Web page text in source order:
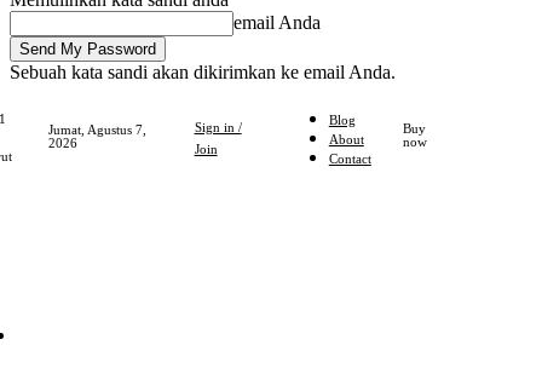
email Anda
Sebuah kata sandi akan dikirimkan ke email Anda.
Jumat, Agustus 7,
2026
Sign in /
Join
Blog
About
Contact
Buy
now